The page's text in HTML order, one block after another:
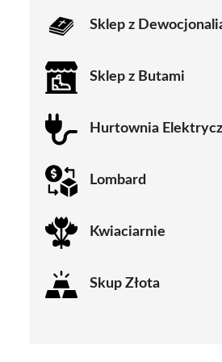
Sklep z
Sklep z Butami
Hurtownia
Lombard
Kwiaciarnie
Skup Złota